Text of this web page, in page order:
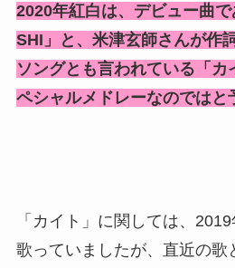
2020年紅白は、デビュー曲で
SHI」と、米津玄師さんが作
ソングとも言われている「カ
ペシャルメドレーなのではと
「カイト」に関しては、
歌っていましたが、直近の歌